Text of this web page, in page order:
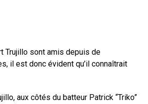
Trujillo sont amis depuis de
il est donc évident qu’il connaîtrait
aux côtés du batteur Patrick “Triko”